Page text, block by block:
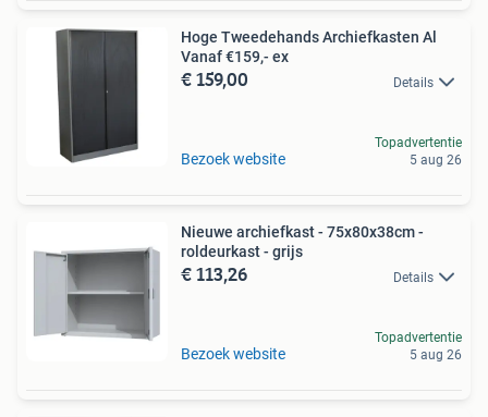
Hoge Tweedehands Archiefkasten Al
Vanaf €159,- ex
€ 159,00 Details
Bezoek website
Topadvertentie
5 aug 26
Nieuwe archiefkast - 75x80x38cm -
roldeurkast - grijs
€ 113,26 Details
Bezoek website
Topadvertentie
5 aug 26